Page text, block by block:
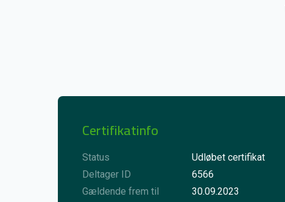
Certifikatinfo
Status
Udløbet certifikat
Deltager ID
6566
Gældende frem til
30.09.2023